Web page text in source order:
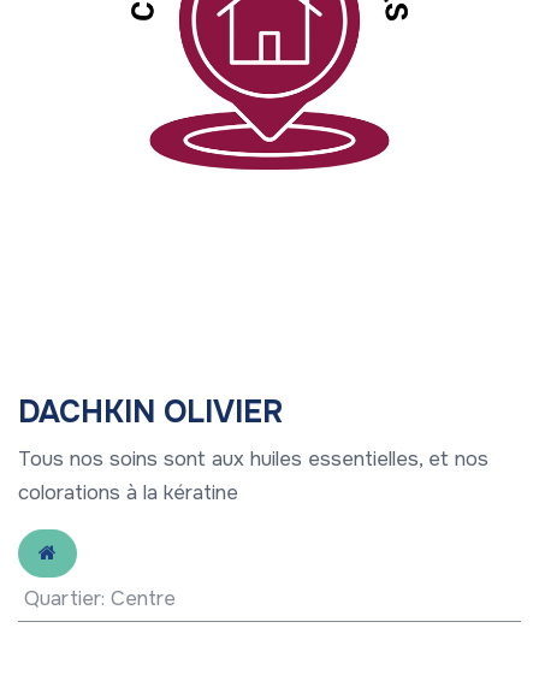
DACHKIN OLIVIER
Tous nos soins sont aux huiles essentielles, et nos
colorations à la kératine
Quartier: Centre